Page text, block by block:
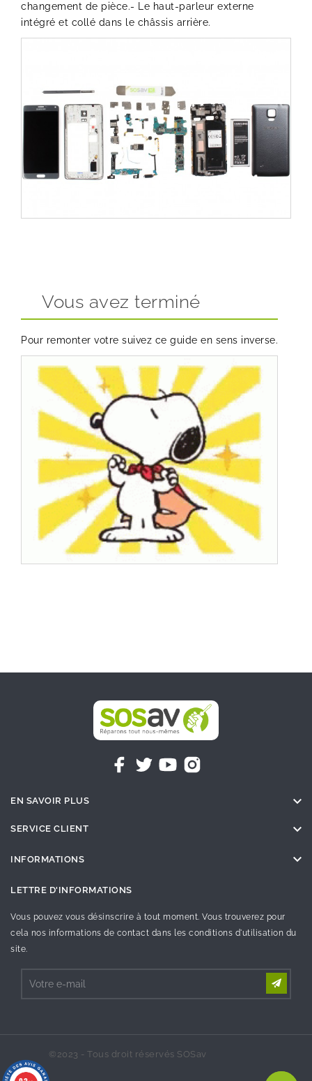
changement de pièce.- Le haut-parleur externe
intégré et collé dans le châssis arrière.
Vous avez terminé
Pour remonter votre suivez ce guide en sens inverse.
EN SAVOIR PLUS 
SERVICE CLIENT 
INFORMATIONS 
LETTRE D'INFORMATIONS
Vous pouvez vous désinscrire à tout moment. Vous trouverez pour
cela nos informations de contact dans les conditions d'utilisation du
site.
©2023 - Tous droit réservés SOSav